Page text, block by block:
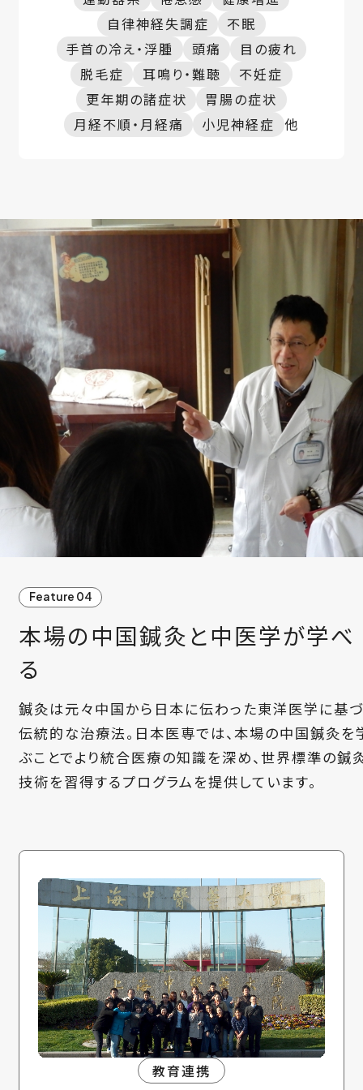
自律神経失調症
不眠
手首の冷え・浮腫
頭痛
目の疲れ
脱毛症
耳鳴り・難聴
不妊症
更年期の諸症状
胃腸の症状
月経不順・月経痛
小児神経症 他
Feature 04
本場の中国鍼灸と中医学が学べ
る
鍼灸は元々中国から日本に伝わった東洋医学に基
伝統的な治療法。日本医専では、本場の中国鍼灸を
ぶことでより統合医療の知識を深め、世界標準の鍼
技術を習得するプログラムを提供しています。
教育連携